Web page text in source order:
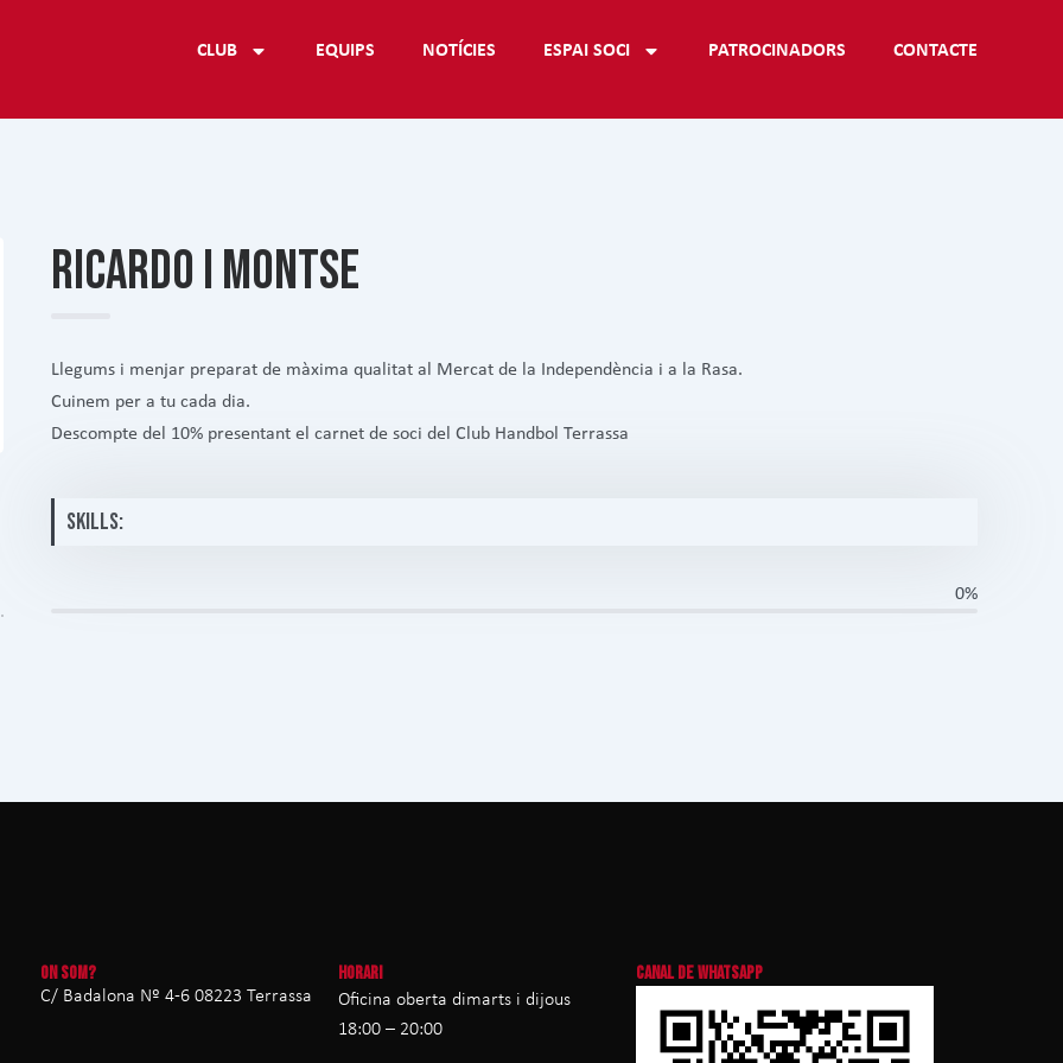
CLUB EQUIPS NOTÍCIES ESPAI SOCI PATROCINADORS CONTACTE
RICARDO I MONTSE
Llegums i menjar preparat de màxima qualitat al Mercat de la Independència i a la Rasa.
Cuinem per a tu cada dia.
Descompte del 10% presentant el carnet de soci del Club Handbol Terrassa
SKILLS:
0%
ON SOM?
C/ Badalona Nº 4-6 08223 Terrassa
HORARI
Oficina oberta dimarts i dijous
18:00 – 20:00
CANAL DE WHATSAPP